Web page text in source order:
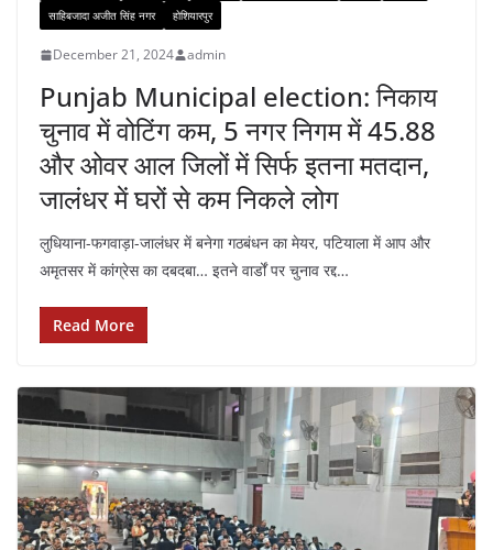
साहिबजादा अजीत सिंह नगर
होशियारपुर
December 21, 2024 admin
Punjab Municipal election: निकाय
चुनाव में वोटिंग कम, 5 नगर निगम में 45.88
और ओवर आल जिलों में सिर्फ इतना मतदान,
जालंधर में घरों से कम निकले लोग
लुधियाना-फगवाड़ा-जालंधर में बनेगा गठबंधन का मेयर, पटियाला में आप और
अमृतसर में कांग्रेस का दबदबा… इतने वार्डों पर चुनाव रद्द…
Read More